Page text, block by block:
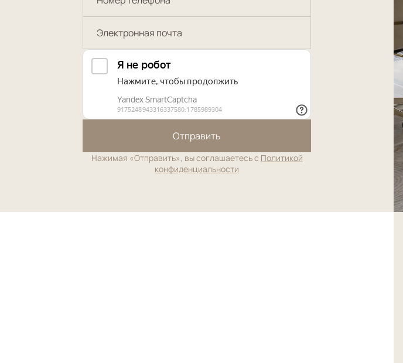
Отправить
Нажимая «Отправить», вы соглашаетесь с Политикой
конфиденциальности